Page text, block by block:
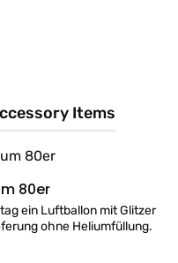
Items
Details
80er
ein Luftballon mit Glitzer
ohne Heliumfüllung.